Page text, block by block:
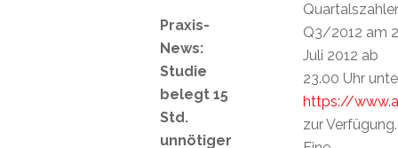
Q3/2012 am
Juli 2012 ab
23.00 Uhr
https://
zur Verfügung.
Praxis-
News:
Studie
belegt 15
Std.
unnötiger